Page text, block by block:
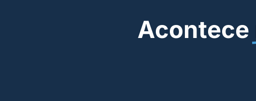
Acontece